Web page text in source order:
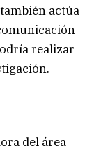
actúa
realizar
del área